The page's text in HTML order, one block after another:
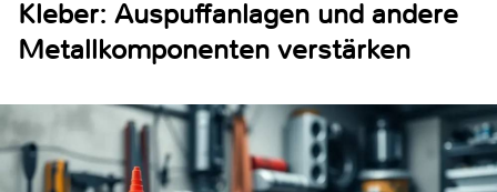
Kleber: Auspuffanlagen und andere
Metallkomponenten verstärken